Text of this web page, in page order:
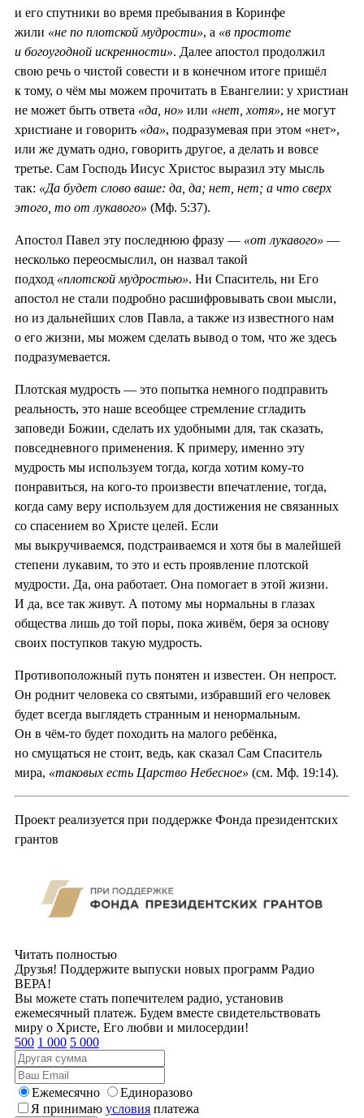
и его спутники во время пребывания в Коринфе
жили «не по плотской мудрости», а «в простоте
и богоугодной искренности». Далее апостол продолжил
свою речь о чистой совести и в конечном итоге пришёл
к тому, о чём мы можем прочитать в Евангелии: у христиан
не может быть ответа «да, но» или «нет, хотя», не могут
христиане и говорить «да», подразумевая при этом «нет»,
или же думать одно, говорить другое, а делать и вовсе
третье. Сам Господь Иисус Христос выразил эту мысль
так: «Да будет слово ваше: да, да; нет, нет; а что сверх
этого, то от лукавого» (Мф. 5:37).
Апостол Павел эту последнюю фразу — «от лукавого» —
несколько переосмыслил, он назвал такой
подход «плотской мудростью». Ни Спаситель, ни Его
апостол не стали подробно расшифровывать свои мысли,
но из дальнейших слов Павла, а также из известного нам
о его жизни, мы можем сделать вывод о том, что же здесь
подразумевается.
Плотская мудрость — это попытка немного подправить
реальность, это наше всеобщее стремление сгладить
заповеди Божии, сделать их удобными для, так сказать,
повседневного применения. К примеру, именно эту
мудрость мы используем тогда, когда хотим кому-то
понравиться, на кого-то произвести впечатление, тогда,
когда саму веру используем для достижения не связанных
со спасением во Христе целей. Если
мы выкручиваемся, подстраиваемся и хотя бы в малейшей
степени лукавим, то это и есть проявление плотской
мудрости. Да, она работает. Она помогает в этой жизни.
И да, все так живут. А потому мы нормальны в глазах
общества лишь до той поры, пока живём, беря за основу
своих поступков такую мудрость.
Противоположный путь понятен и известен. Он непрост.
Он роднит человека со святыми, избравший его человек
будет всегда выглядеть странным и ненормальным.
Он в чём-то будет походить на малого ребёнка,
но смущаться не стоит, ведь, как сказал Сам Спаситель
мира, «таковых есть Царство Небесное» (см. Мф. 19:14).
Проект реализуется при поддержке Фонда президентских
грантов
Читать полностью
Друзья! Поддержите выпуски новых программ Радио
ВЕРА!
Вы можете стать попечителем радио, установив
ежемесячный платеж. Будем вместе свидетельствовать
миру о Христе, Его любви и милосердии!
500 1 000 5 000
Ежемесячно
Единоразово
Я принимаю условия платежа